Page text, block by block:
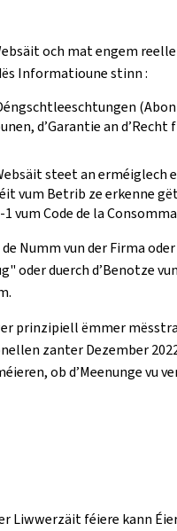
och mat engem
Informatioune stinn :
d’Garantie an d’Recht
steet an erméiglech
vum Betrib ze erkenne
vum Code de la
Numm vun der Firma
duerch d’Benotze
prinzipiell ëmmer
zanter Dezember
ob d’Meenunge vu
Liwwerzäit féiere kann